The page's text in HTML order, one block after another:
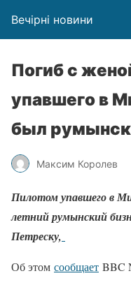
Вечірні новини
Погиб с
упавшего в
был
Максим Королев
Пилотом упавшего в
летний румынский
Петреску,
Об этом сообщает BBC